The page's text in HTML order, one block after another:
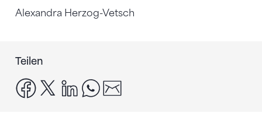
Alexandra Herzog-Vetsch
Teilen
facebook
x linkedinwhatsapp